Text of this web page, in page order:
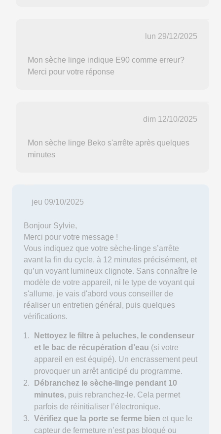
lun 29/12/2025
Mon sèche linge indique E90 comme erreur?
Merci pour votre réponse
dim 12/10/2025
Mon sèche linge Beko s'arrête après quelques
minutes
jeu 09/10/2025
Bonjour Sylvie,
Merci pour votre message !
Vous indiquez que votre sèche-linge s’arrête
avant la fin du cycle, à 12 minutes précisément, et
qu’un voyant lumineux clignote. Sans connaître le
modèle de votre appareil, ni le type de voyant qui
s'allume, je vais d'abord vous conseiller de
réaliser un entretien général, puis quelques
vérifications.
Nettoyez le filtre à peluches, le condenseur
et le bac de récupération d’eau (si votre
appareil en est équipé). Un encrassement peut
provoquer un arrêt anticipé du programme.
Débranchez le sèche-linge pendant 10
minutes, puis rebranchez-le. Cela permet
parfois de réinitialiser l’électronique.
Vérifiez que la porte se ferme bien et que le
capteur de fermeture n’est pas bloqué ou